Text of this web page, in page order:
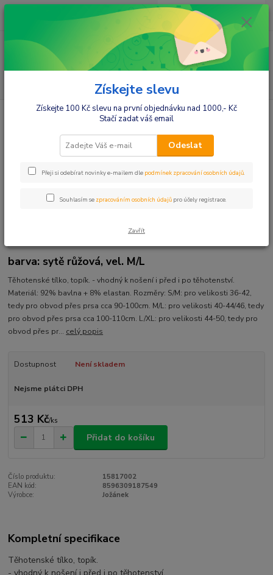
ks
za 0,00 Kč
JOŽÁNEK Těhotenské, kojící tilko - sytě růžová, vel. M/L
JOŽÁNEK Těhotenské, kojící tilko
- sytě růžová, vel. M/L
barva: sytě růžová, vel. M/L
Těhotenské tílko, topík. - vhodný k nošení i před i po těhotenství.
Materiál: 92% bavlna + 8% elastan. Rozměry: S/M: pro velikosti 36-42,
tedy pro obvod přes prsa cca 90-100cm. M/L: pro velikosti 40-44/46, tedy
pro obvod přes prsa cca 100-110cm. L/XL: pro velikosti 44-50, tedy pro
obvod přes pr... celý popis
Dostupnost Není skladem
Nejsme plátci DPH
513 Kč/ks
Přidat do košíku
Číslo produktu:
15817002
EAN kód:
8596309187549
Výrobce:
Jožánek
Kompletní specifikace
Těhotenské tílko, topík.
Získejte slevu
Získejte 100 Kč slevu na první objednávku nad 1000,- Kč
Stačí zadat váš email
Odeslat
Přeji si odebírat novinky e-mailem dle podmínek zpracování osobních údajů.
Souhlasím se zpracováním osobních údajů pro účely registrace.
Zavřít